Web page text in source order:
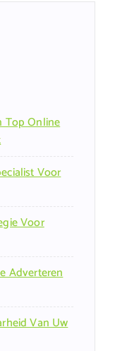
Top Online
Voor
Voor
Adverteren
Van Uw